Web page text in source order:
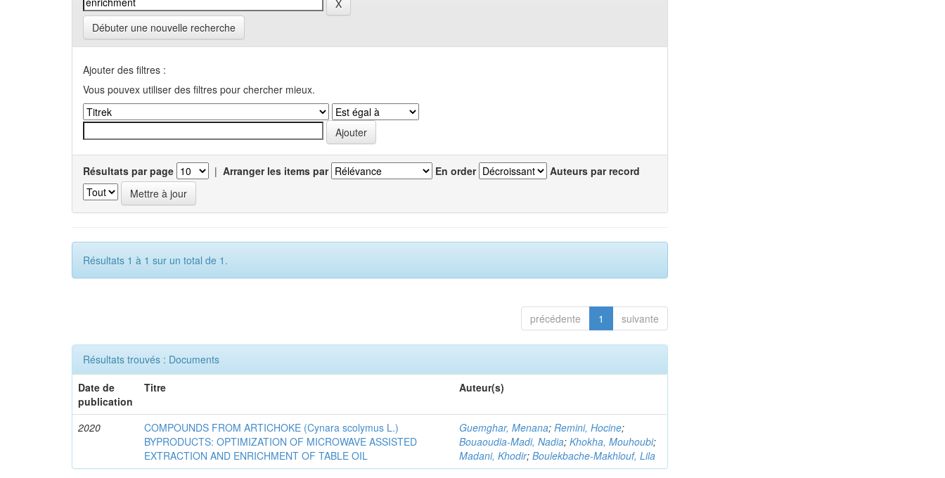
Débuter une nouvelle recherche
Ajouter des filtres :
Vous pouvex utiliser des filtres pour chercher mieux.
Résultats par page | Arranger les items par En order Auteurs par record
Résultats 1 à 1 sur un total de 1.
précédente 1 suivante
Résultats trouvés : Documents
Date de
publication
Titre Auteur(s)
2020
COMPOUNDS FROM ARTICHOKE (Cynara scolymus L.)
BYPRODUCTS: OPTIMIZATION OF MICROWAVE ASSISTED
EXTRACTION AND ENRICHMENT OF TABLE OIL
Guemghar, Menana;Remini, Hocine;
Bouaoudia-Madi, Nadia;Khokha, Mouhoubi;
Madani, Khodir;Boulekbache-Makhlouf, Lila